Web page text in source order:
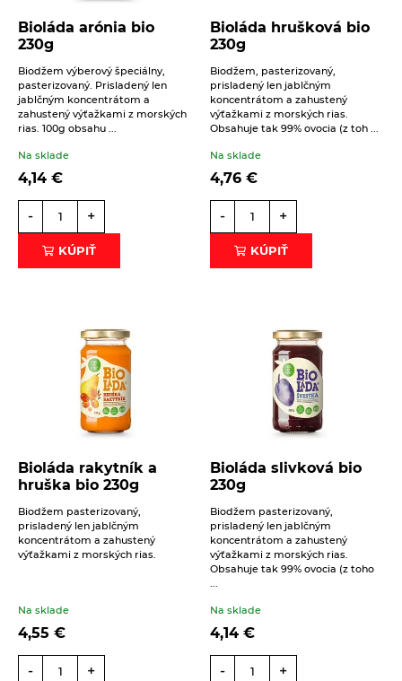
Beriem na vedomie spracovanie osobných údajov
ODOSLAŤ
Špaldové šišky nesmažené
ČÍTAŤ VIAC
16. 6. 2021
Slané a sladké mlsanie
Južanský krémeš
Bioláda arónia bio
230g
Biodžem výberový špeciálny,
pasterizovaný. Prisladený len
jablčným koncentrátom a
zahustený výťažkami z morských
rias. 100g obsahu ...
Na sklade
4,14 €
- +
KÚPIŤ
Bioláda hrušková bio
230g
Biodžem, pasterizovaný,
prisladený len jablčným
koncentrátom a zahustený
výťažkami z morských rias.
Obsahuje tak 99% ovocia (z toh ...
Na sklade
4,76 €
- +
KÚPIŤ
Bioláda rakytník a
hruška bio 230g
Biodžem pasterizovaný,
prisladený len jablčným
koncentrátom a zahustený
výťažkami z morských rias.
Na sklade
4,55 €
- +
Bioláda slivková bio
230g
Biodžem pasterizovaný,
prisladený len jablčným
koncentrátom a zahustený
výťažkami z morských rias.
Obsahuje tak 99% ovocia (z toho
...
Na sklade
4,14 €
- +